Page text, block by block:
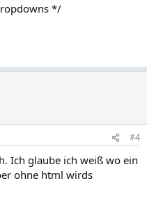
*/
#4
Ich glaube ich weiß wo ein
ohne html wirds